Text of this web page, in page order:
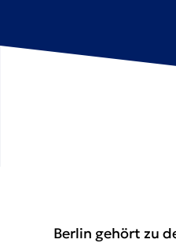
Berlin gehört zu